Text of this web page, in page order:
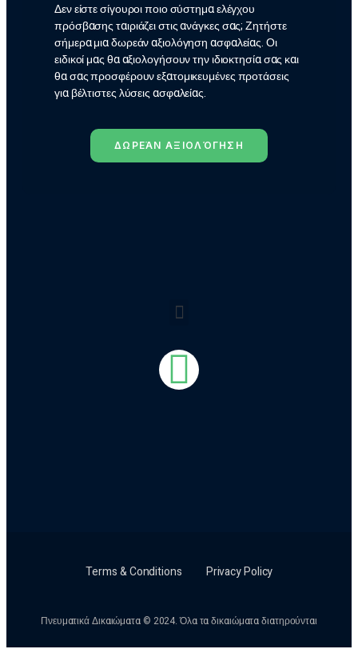
Δεν είστε σίγουροι ποιο σύστημα ελέγχου
πρόσβασης ταιριάζει στις ανάγκες σας; Ζητήστε
σήμερα μια δωρεάν αξιολόγηση ασφαλείας. Οι
ειδικοί μας θα αξιολογήσουν την ιδιοκτησία σας και
θα σας προσφέρουν εξατομικευμένες προτάσεις
για βέλτιστες λύσεις ασφαλείας.
ΔΩΡΕΆΝ ΑΞΙΟΛΌΓΗΣΗ
Terms & Conditions Privacy Policy
Πνευματικά Δικαιώματα © 2024. Όλα τα δικαιώματα διατηρούνται